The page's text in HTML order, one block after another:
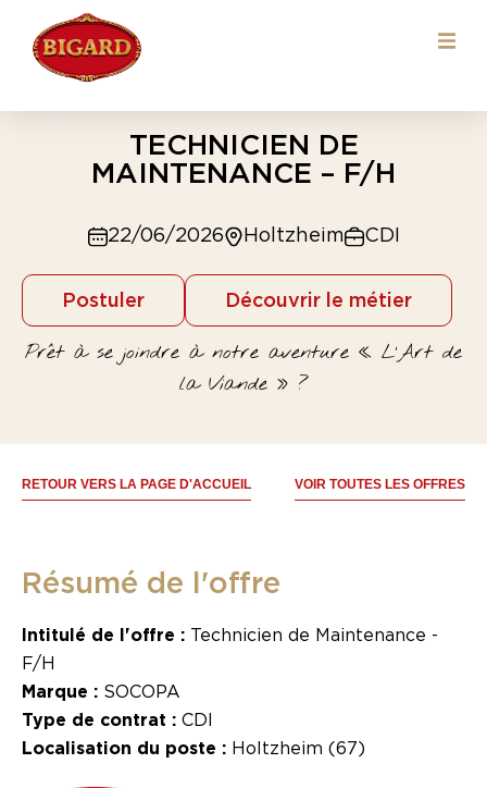
TECHNICIEN DE
MAINTENANCE – F/H
22/06/2026 Holtzheim CDI
Postuler Découvrir le métier
Prêt à se joindre à notre aventure « L’Art de
la Viande » ?
RETOUR VERS LA PAGE D'ACCUEIL VOIR TOUTES LES OFFRES
Résumé de l'offre
Intitulé de l'offre : Technicien de Maintenance -
F/H
Marque : SOCOPA
Type de contrat : CDI
Localisation du poste : Holtzheim (67)